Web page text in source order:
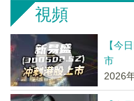
視頻
【今
市
2026